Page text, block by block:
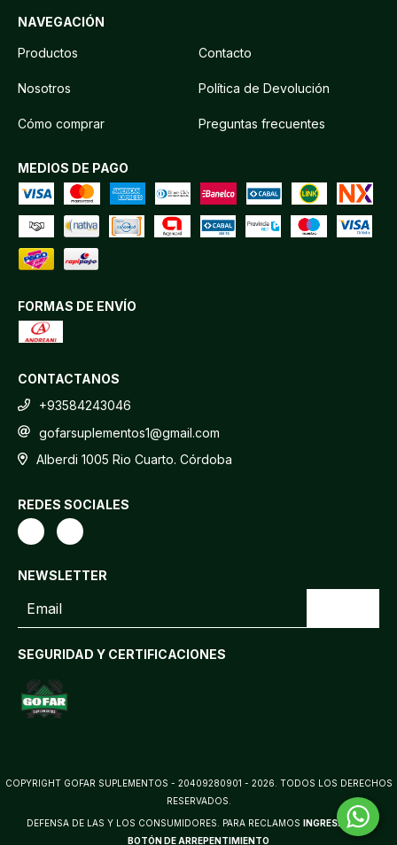
NAVEGACIÓN
Productos Contacto
Nosotros Política de Devolución
Cómo comprar Preguntas frecuentes
MEDIOS DE PAGO
FORMAS DE ENVÍO
CONTACTANOS
+93584243046
gofarsuplementos1@gmail.com
Alberdi 1005 Rio Cuarto. Córdoba
REDES SOCIALES
NEWSLETTER
SEGURIDAD Y CERTIFICACIONES
COPYRIGHT GOFAR SUPLEMENTOS - 20409280901 - 2026. TODOS LOS DERECHOS
RESERVADOS.
DEFENSA DE LAS Y LOS CONSUMIDORES. PARA RECLAMOS INGRESÁ ACÁ.
BOTÓN DE ARREPENTIMIENTO